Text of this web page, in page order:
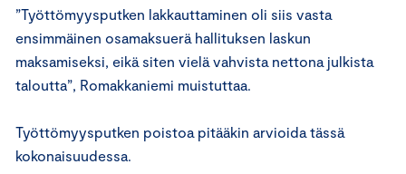
”Työttömyysputken lakkauttaminen oli siis vasta
ensimmäinen osamaksuerä hallituksen laskun
maksamiseksi, eikä siten vielä vahvista nettona julkista
taloutta”, Romakkaniemi muistuttaa.
Työttömyysputken poistoa pitääkin arvioida tässä
kokonaisuudessa.